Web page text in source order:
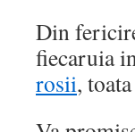
Din
fiecaruia
rosii,